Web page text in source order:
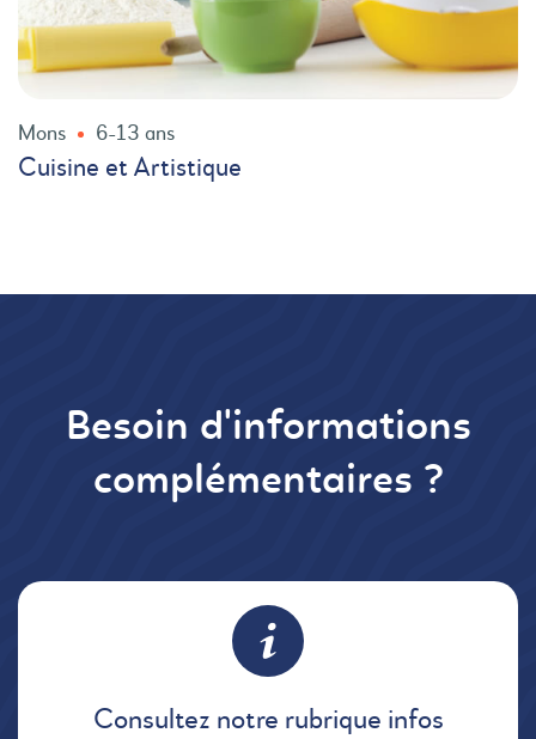
Mons 6-13 ans
Cuisine et Artistique
Besoin d'informations
complémentaires ?
Consultez notre rubrique infos